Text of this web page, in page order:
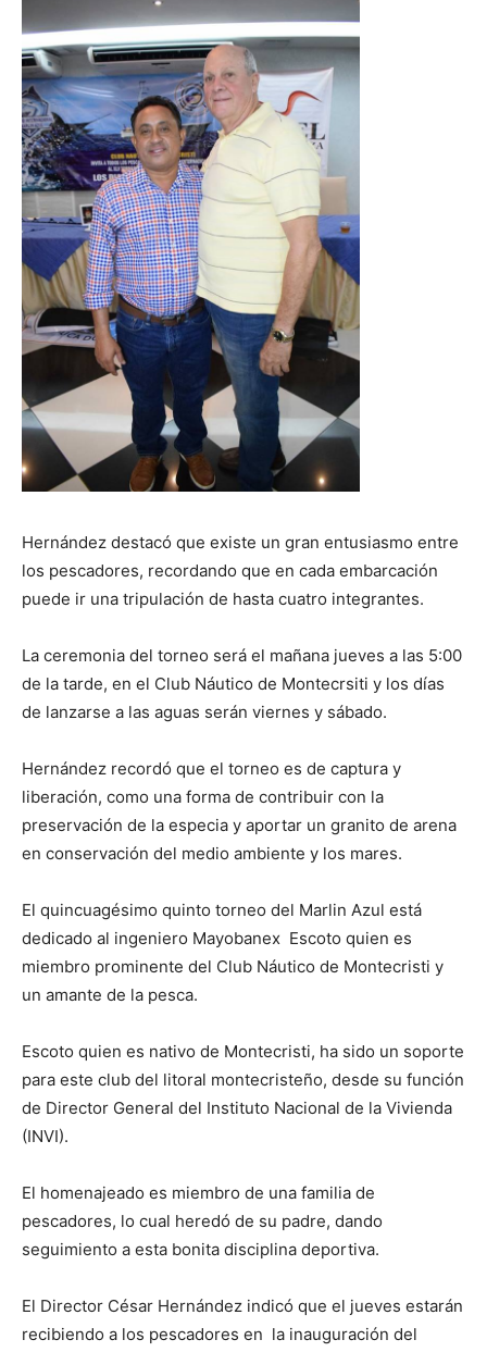
Hernández destacó que existe un gran entusiasmo entre
los pescadores, recordando que en cada embarcación
puede ir una tripulación de hasta cuatro integrantes.
La ceremonia del torneo será el mañana jueves a las 5:00
de la tarde, en el Club Náutico de Montecrsiti y los días
de lanzarse a las aguas serán viernes y sábado.
Hernández recordó que el torneo es de captura y
liberación, como una forma de contribuir con la
preservación de la especia y aportar un granito de arena
en conservación del medio ambiente y los mares.
El quincuagésimo quinto torneo del Marlin Azul está
dedicado al ingeniero Mayobanex Escoto quien es
miembro prominente del Club Náutico de Montecristi y
un amante de la pesca.
Escoto quien es nativo de Montecristi, ha sido un soporte
para este club del litoral montecristeño, desde su función
de Director General del Instituto Nacional de la Vivienda
(INVI).
El homenajeado es miembro de una familia de
pescadores, lo cual heredó de su padre, dando
seguimiento a esta bonita disciplina deportiva.
El Director César Hernández indicó que el jueves estarán
recibiendo a los pescadores en la inauguración del